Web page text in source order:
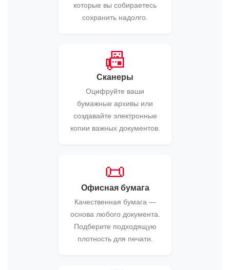
которые вы собираетесь
сохранить надолго.
📠
Сканеры
Оцифруйте ваши
бумажные архивы или
создавайте электронные
копии важных документов.
📜
Офисная бумага
Качественная бумага —
основа любого документа.
Подберите подходящую
плотность для печати.